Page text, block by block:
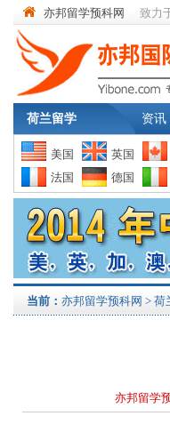
亦邦留学预科网 致力
荷兰留学 资讯
美国 英国
法国
德国
当前： 亦邦留学预科网 > 荷
亦邦留学